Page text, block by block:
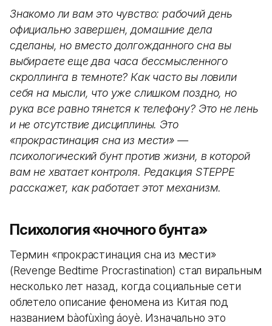
Знакомо ли вам это чувство: рабочий день
официально завершен, домашние дела
сделаны, но вместо долгожданного сна вы
выбираете еще два часа бессмысленного
скроллинга в темноте? Как часто вы ловили
себя на мысли, что уже слишком поздно, но
рука все равно тянется к телефону? Это не лень
и не отсутствие дисциплины. Это
«прокрастинация сна из мести» —
психологический бунт против жизни, в которой
вам не хватает контроля. Редакция STEPPE
расскажет, как работает этот механизм.
Психология «ночного бунта»
Термин «прокрастинация сна из мести»
(Revenge Bedtime Procrastination) стал виральным
несколько лет назад, когда социальные сети
облетело описание феномена из Китая под
названием bàofùxìng áoyè. Изначально это